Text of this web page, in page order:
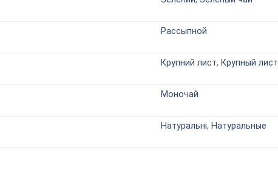
Рассыпной
Крупний лист, Крупный лист
Моночай
Натуральні, Натуральные